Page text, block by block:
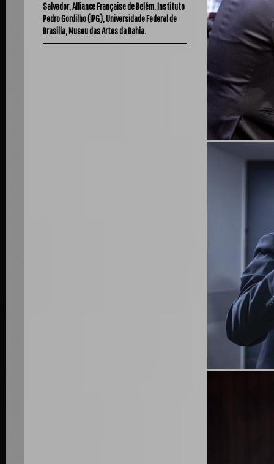
Salvador, Alliance Française de Belém, Instituto
Pedro Gordilho (IPG), Universidade Federal de
Brasilia, Museu das Artes da Bahia.